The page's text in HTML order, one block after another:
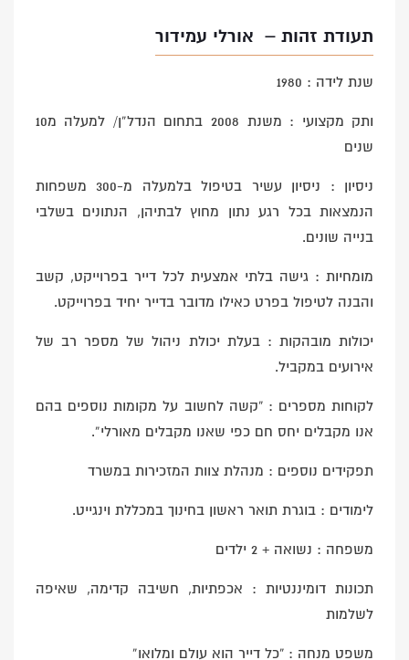
תעודת זהות – אורלי עמידור
שנת לידה : 1980
ותק מקצועי : משנת 2008 בתחום הנדל”ן/ למעלה מ10
שנים
ניסיון : ניסיון עשיר בטיפול בלמעלה מ-300 משפחות
הנמצאות בכל רגע נתון מחוץ לבתיהן, הנתונים בשלבי
בנייה שונים.
מומחיות : גישה בלתי אמצעית לכל דייר בפרוייקט, קשב
והבנה לטיפול בפרט כאילו מדובר בדייר יחיד בפרוייקט.
יכולות מובהקות : בעלת יכולת ניהול של מספר רב של
אירועים במקביל.
לקוחות מספרים : “קשה לחשוב על מקומות נוספים בהם
אנו מקבלים יחס חם כפי שאנו מקבלים מאורלי”.
תפקידים נוספים : מנהלת צוות המזכירות במשרד
לימודים : בוגרת תואר ראשון בחינוך במכללת וינגייט.
משפחה : נשואה + 2 ילדים
תכונות דומיננטיות : אכפתיות, חשיבה קדימה, שאיפה
לשלמות
משפט מנחה : “כל דייר הוא עולם ומלואו”